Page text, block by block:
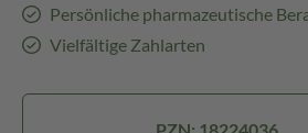
Persönliche pharmazeutische
Vielfältige Zahlarten